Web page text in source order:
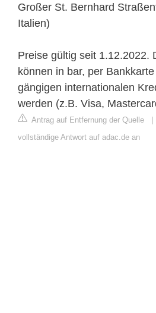
Großer St. Bernhard
Italien)
Preise gültig seit 1.12.2022.
können in bar, per
gängigen internationalen
werden (z.B. Visa,
Antrag auf Entfernung der Quelle |
vollständige Antwort auf adac.de an